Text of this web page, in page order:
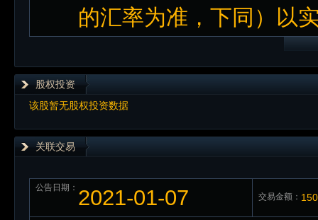
的汇率为准，下同）以
股权投资
该股暂无股权投资数据
关联交易
公告日期： 2021-01-07 交易金额：